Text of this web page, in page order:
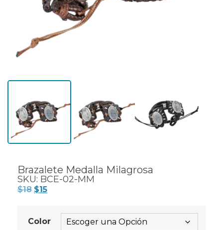
Brazalete Medalla Milagrosa
SKU: BCE-02-MM
$18 $15
Color